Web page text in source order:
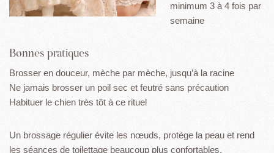
minimum 3 à 4 fois par
semaine
Bonnes pratiques
Brosser en douceur, mèche par mèche, jusqu’à la racine
Ne jamais brosser un poil sec et feutré sans précaution
Habituer le chien très tôt à ce rituel
Un brossage régulier évite les nœuds, protège la peau et rend
les séances de toilettage beaucoup plus confortables.